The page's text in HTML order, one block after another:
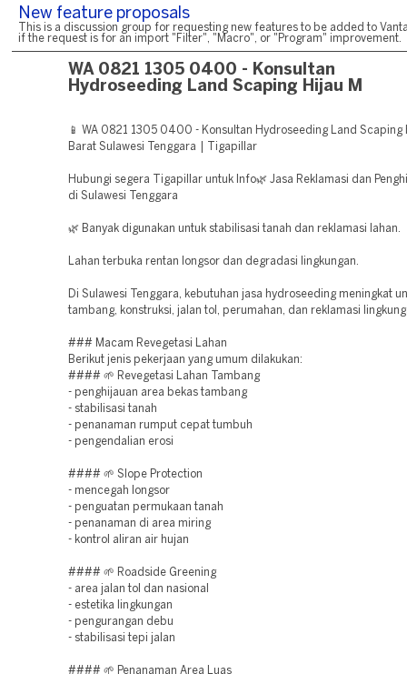
New feature proposals
This is a discussion group for requesting new features to be added to
if the request is for an import "Filter", "Macro", or "Program" improvement.
WA 0821 1305 0400 - Konsultan
Hydroseeding Land Scaping Hijau M
📱 WA 0821 1305 0400 - Konsultan Hydroseeding Land Scaping
Barat Sulawesi Tenggara | Tigapillar
Hubungi segera Tigapillar untuk Info🌿 Jasa Reklamasi dan
di Sulawesi Tenggara
🌿 Banyak digunakan untuk stabilisasi tanah dan reklamasi lahan.
Lahan terbuka rentan longsor dan degradasi lingkungan.
Di Sulawesi Tenggara, kebutuhan jasa hydroseeding meningkat
tambang, konstruksi, jalan tol, perumahan, dan reklamasi
### Macam Revegetasi Lahan
Berikut jenis pekerjaan yang umum dilakukan:
#### 🌱 Revegetasi Lahan Tambang
- penghijauan area bekas tambang
- stabilisasi tanah
- penanaman rumput cepat tumbuh
- pengendalian erosi
#### 🌱 Slope Protection
- mencegah longsor
- penguatan permukaan tanah
- penanaman di area miring
- kontrol aliran air hujan
#### 🌱 Roadside Greening
- area jalan tol dan nasional
- estetika lingkungan
- pengurangan debu
- stabilisasi tepi jalan
#### 🌱 Penanaman Area Luas